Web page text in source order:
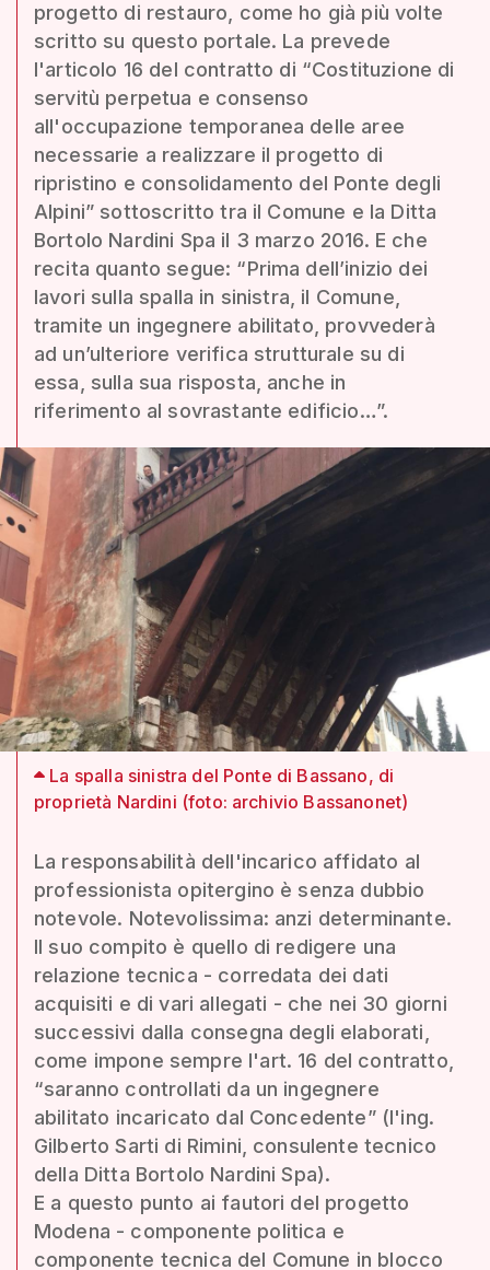
progetto di restauro, come ho già più volte
scritto su questo portale. La prevede
l'articolo 16 del contratto di “Costituzione di
servitù perpetua e consenso
all'occupazione temporanea delle aree
necessarie a realizzare il progetto di
ripristino e consolidamento del Ponte degli
Alpini” sottoscritto tra il Comune e la Ditta
Bortolo Nardini Spa il 3 marzo 2016. E che
recita quanto segue: “Prima dell’inizio dei
lavori sulla spalla in sinistra, il Comune,
tramite un ingegnere abilitato, provvederà
ad un’ulteriore verifica strutturale su di
essa, sulla sua risposta, anche in
riferimento al sovrastante edificio…”.
La spalla sinistra del Ponte di Bassano, di
proprietà Nardini (foto: archivio Bassanonet)
La responsabilità dell'incarico affidato al
professionista opitergino è senza dubbio
notevole. Notevolissima: anzi determinante.
Il suo compito è quello di redigere una
relazione tecnica - corredata dei dati
acquisiti e di vari allegati - che nei 30 giorni
successivi dalla consegna degli elaborati,
come impone sempre l'art. 16 del contratto,
“saranno controllati da un ingegnere
abilitato incaricato dal Concedente” (l'ing.
Gilberto Sarti di Rimini, consulente tecnico
della Ditta Bortolo Nardini Spa).
E a questo punto ai fautori del progetto
Modena - componente politica e
componente tecnica del Comune in blocco